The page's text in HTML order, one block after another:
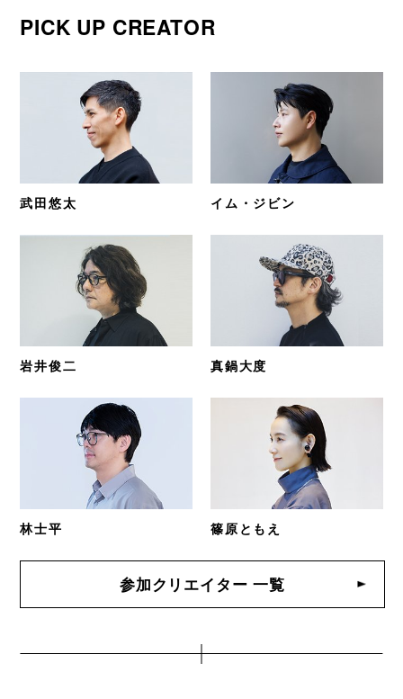
PICK UP CREATOR
武田悠太 イム・ジビン
岩井俊二 真鍋大度
林士平 篠原ともえ
参加クリエイター 一覧